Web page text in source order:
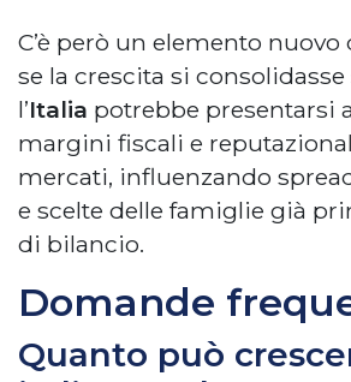
C’è però un elemento nuovo
se la crescita si
l’Italia potrebbe presentarsi
margini fiscali e
mercati, influenzando
e scelte delle famiglie già
di bilancio.
Domande
Quanto può